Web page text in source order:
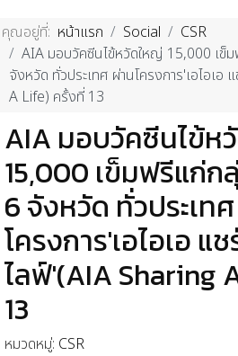
คุณอยู่ที่: หน้าแรก Social
CSR
AIA มอบวัคซีนไข้หวัดใหญ่ 15,000 เข็ม
จังหวัด ทั่วประเทศ ผ่านโครงการ'เอไอเอ
A Life) ครั้งที่ 13
AIA มอบวัคซีนไข้ห
15,000 เข็มฟรีแก่ก
6 จังหวัด ทั่วประเท
โครงการ'เอไอเอ แ
ไลฟ์'(AIA Sharing
13
หมวดหมู่: CSR